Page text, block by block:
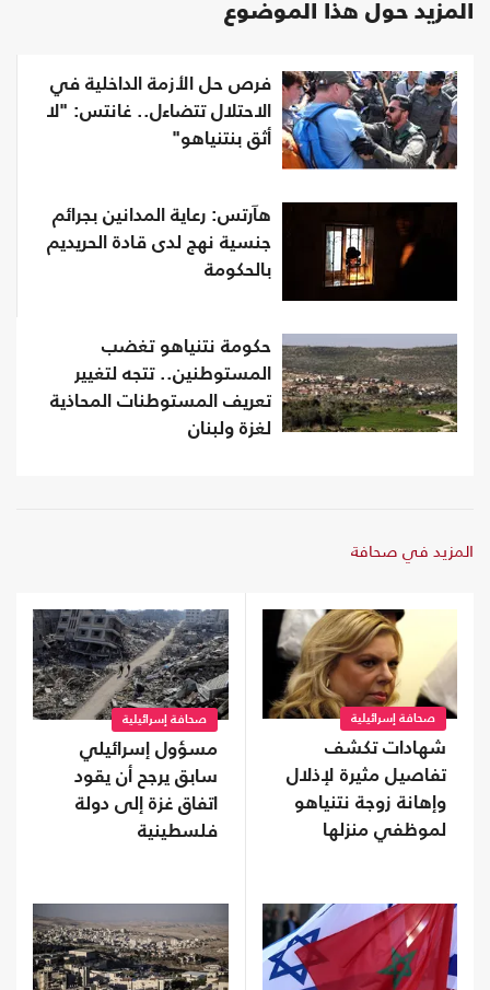
المزيد حول هذا الموضوع
فرص حل الأزمة الداخلية في
الاحتلال تتضاءل.. غانتس: "لا
أثق بنتنياهو"
هآرتس: رعاية المدانين بجرائم
جنسية نهج لدى قادة الحريديم
بالحكومة
حكومة نتنياهو تغضب
المستوطنين.. تتجه لتغيير
تعريف المستوطنات المحاذية
لغزة ولبنان
المزيد في صحافة
صحافة إسرائيلية
شهادات تكشف
تفاصيل مثيرة لإذلال
وإهانة زوجة نتنياهو
لموظفي منزلها
صحافة إسرائيلية
مسؤول إسرائيلي
سابق يرجح أن يقود
اتفاق غزة إلى دولة
فلسطينية